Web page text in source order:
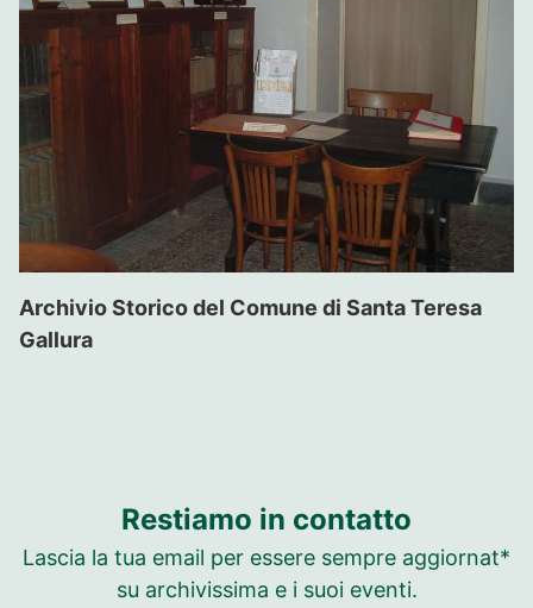
Archivio Storico del Comune di Santa Teresa
Gallura
Restiamo in contatto
Lascia la tua email per essere sempre aggiornat*
su archivissima e i suoi eventi.